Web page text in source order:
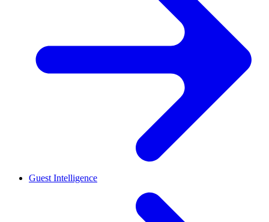
Guest Intelligence